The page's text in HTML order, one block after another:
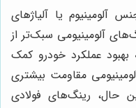
آلومینیوم یا آلیاژهای
آلومینیومی سبک‌تر از
عملکرد خودرو کمک
مقاومت بیشتری
حال، رینگ‌های فولادی